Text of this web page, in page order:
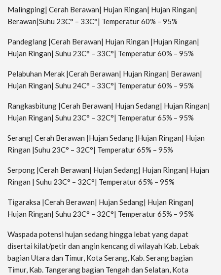
Malingping| Cerah Berawan| Hujan Ringan| Hujan Ringan|
Berawan|Suhu 23C° – 33C°| Temperatur 60% – 95%
Pandeglang |Cerah Berawan| Hujan Ringan |Hujan Ringan|
Hujan Ringan| Suhu 23C° – 33C°| Temperatur 60% – 95%
Pelabuhan Merak |Cerah Berawan| Hujan Ringan| Berawan|
Hujan Ringan| Suhu 24C° – 33C°| Temperatur 60% – 95%
Rangkasbitung |Cerah Berawan| Hujan Sedang| Hujan Ringan|
Hujan Ringan| Suhu 23C° – 32C°| Temperatur 65% – 95%
Serang| Cerah Berawan |Hujan Sedang |Hujan Ringan| Hujan
Ringan |Suhu 23C° – 32C°| Temperatur 65% – 95%
Serpong |Cerah Berawan| Hujan Sedang| Hujan Ringan| Hujan
Ringan | Suhu 23C° – 32C°| Temperatur 65% – 95%
Tigaraksa |Cerah Berawan| Hujan Sedang| Hujan Ringan|
Hujan Ringan| Suhu 23C° – 32C°| Temperatur 65% – 95%
Waspada potensi hujan sedang hingga lebat yang dapat
disertai kilat/petir dan angin kencang di wilayah Kab. Lebak
bagian Utara dan Timur, Kota Serang, Kab. Serang bagian
Timur, Kab. Tangerang bagian Tengah dan Selatan, Kota